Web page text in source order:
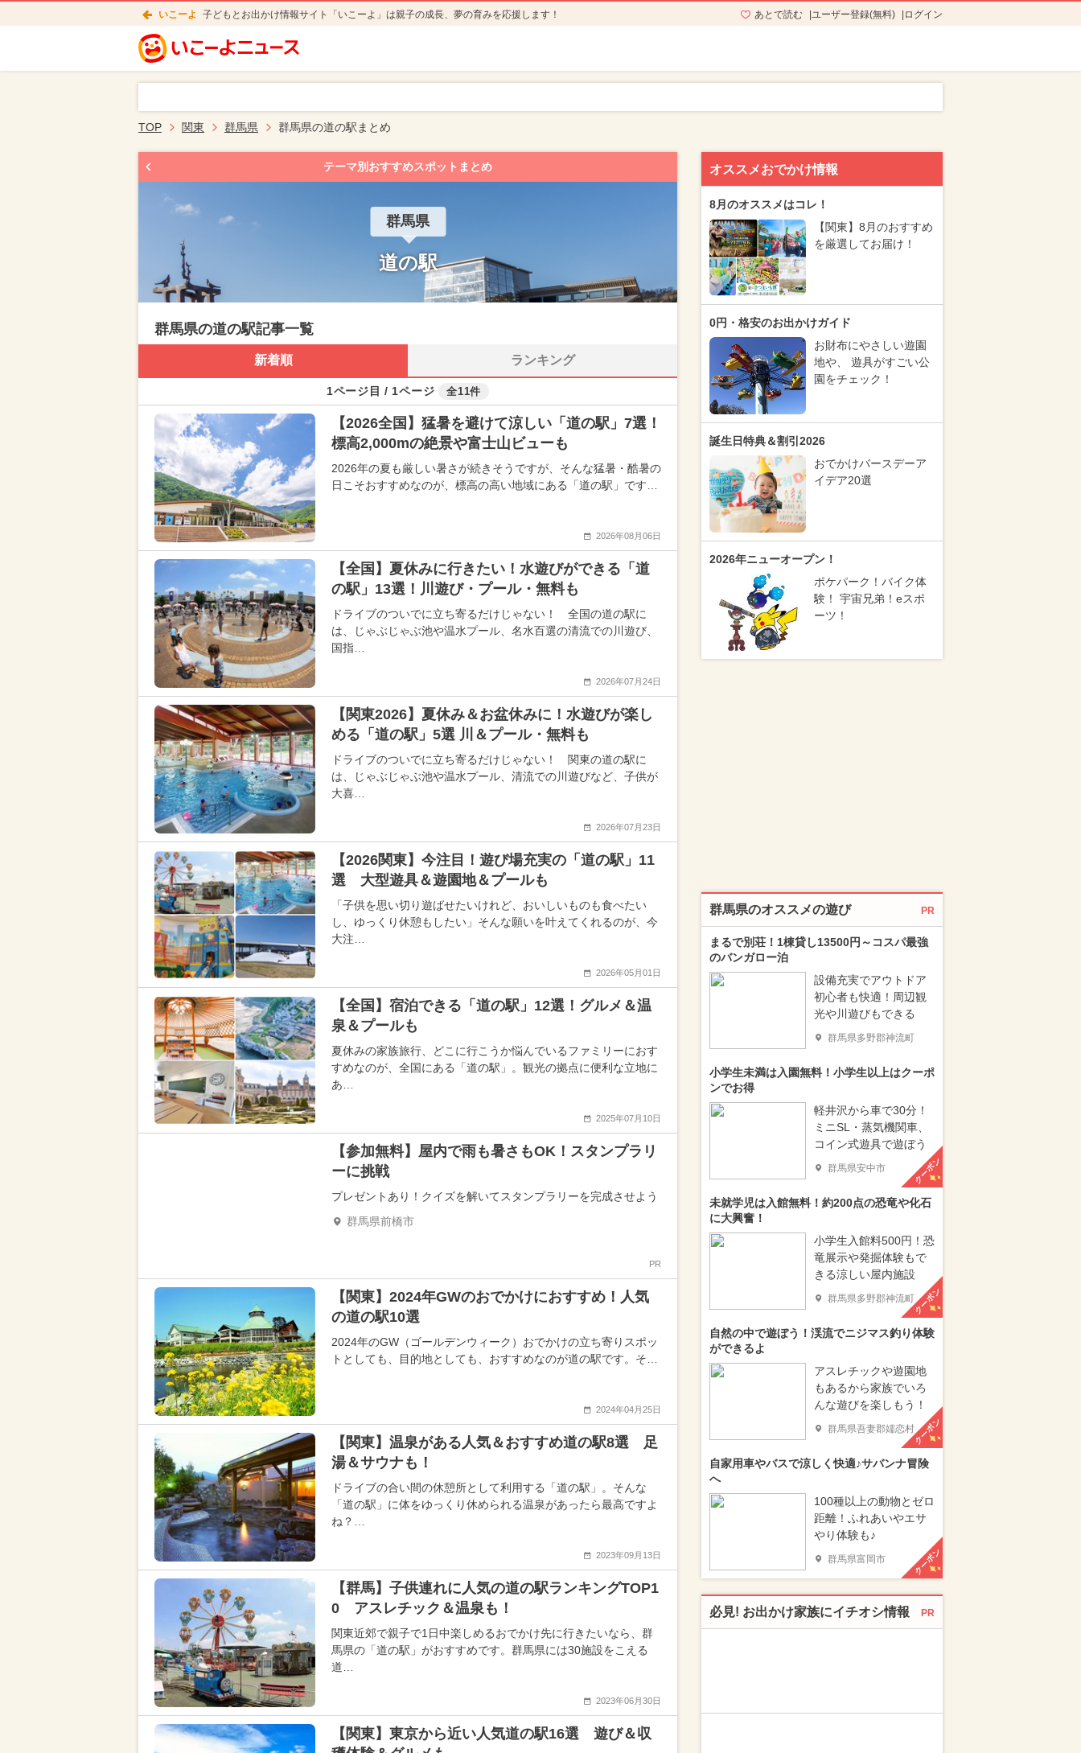
いこーよ 子どもとお出かけ情報サイト「いこーよ」は親子の成長、夢の育みを応援します！ あとで読む ユーザー登録(無料) ログイン
TOP 関東 群馬県 群馬県の道の駅まとめ
テーマ別おすすめスポットまとめ
群馬県
道の駅
群馬県の道の駅記事一覧
新着順 ランキング
1ページ目 / 1ページ 全11件
【2026全国】猛暑を避けて涼しい「道の駅」7選！
標高2,000mの絶景や富士山ビューも
2026年の夏も厳しい暑さが続きそうですが、そんな猛暑・酷暑の
日こそおすすめなのが、標高の高い地域にある「道の駅」です…
2026年08月06日
【全国】夏休みに行きたい！水遊びができる「道
の駅」13選！川遊び・プール・無料も
ドライブのついでに立ち寄るだけじゃない！ 全国の道の駅に
は、じゃぶじゃぶ池や温水プール、名水百選の清流での川遊び、
国指…
2026年07月24日
【関東2026】夏休み＆お盆休みに！水遊びが楽し
める「道の駅」5選 川＆プール・無料も
ドライブのついでに立ち寄るだけじゃない！ 関東の道の駅に
は、じゃぶじゃぶ池や温水プール、清流での川遊びなど、子供が
大喜…
2026年07月23日
【2026関東】今注目！遊び場充実の「道の駅」11
選 大型遊具＆遊園地＆プールも
「子供を思い切り遊ばせたいけれど、おいしいものも食べたい
し、ゆっくり休憩もしたい」そんな願いを叶えてくれるのが、今
大注…
2026年05月01日
【全国】宿泊できる「道の駅」12選！グルメ＆温
泉＆プールも
夏休みの家族旅行、どこに行こうか悩んでいるファミリーにおす
すめなのが、全国にある「道の駅」。観光の拠点に便利な立地に
あ…
2025年07月10日
【参加無料】屋内で雨も暑さもOK！スタンプラリ
ーに挑戦
プレゼントあり！クイズを解いてスタンプラリーを完成させよう
群馬県前橋市
PR
【関東】2024年GWのおでかけにおすすめ！人気
の道の駅10選
2024年のGW（ゴールデンウィーク）おでかけの立ち寄りスポッ
トとしても、目的地としても、おすすめなのが道の駅です。そ…
2024年04月25日
【関東】温泉がある人気＆おすすめ道の駅8選 足
湯＆サウナも！
ドライブの合い間の休憩所として利用する「道の駅」。そんな
「道の駅」に体をゆっくり休められる温泉があったら最高ですよ
ね？…
2023年09月13日
【群馬】子供連れに人気の道の駅ランキングTOP1
0 アスレチック＆温泉も！
関東近郊で親子で1日中楽しめるおでかけ先に行きたいなら、群
馬県の「道の駅」がおすすめです。群馬県には30施設をこえる
道…
2023年06月30日
【関東】東京から近い人気道の駅16選 遊び＆収
オススメおでかけ情報
8月のオススメはコレ！
【関東】8月のおすすめ
を厳選してお届け！
0円・格安のお出かけガイド
お財布にやさしい遊園
地や、 遊具がすごい公
園をチェック！
誕生日特典＆割引2026
おでかけバースデーア
イデア20選
2026年ニューオープン！
ポケパーク！バイク体
験！ 宇宙兄弟！eスポ
ーツ！
群馬県のオススメの遊び PR
まるで別荘！1棟貸し13500円～コスパ最強
のバンガロー泊
設備充実でアウトドア
初心者も快適！周辺観
光や川遊びもできる
群馬県多野郡神流町
小学生未満は入園無料！小学生以上はクーポ
ンでお得
軽井沢から車で30分！
ミニSL・蒸気機関車、
コイン式遊具で遊ぼう
群馬県安中市 クーポン
未就学児は入館無料！約200点の恐竜や化石
に大興奮！
小学生入館料500円！恐
竜展示や発掘体験もで
きる涼しい屋内施設
群馬県多野郡神流町クーポン
自然の中で遊ぼう！渓流でニジマス釣り体験
ができるよ
アスレチックや遊園地
もあるから家族でいろ
んな遊びを楽しもう！
群馬県吾妻郡嬬恋村クーポン
自家用車やバスで涼しく快適♪サバンナ冒険
へ
100種以上の動物とゼロ
距離！ふれあいやエサ
やり体験も♪
群馬県富岡市 クーポン
必見! お出かけ家族にイチオシ情報 PR